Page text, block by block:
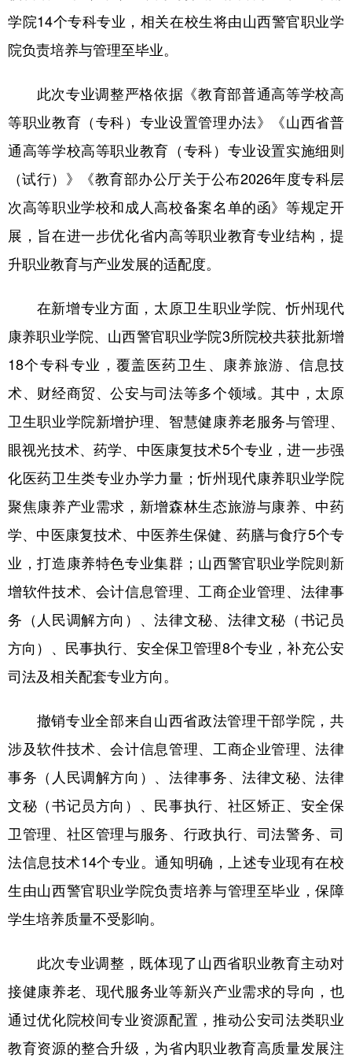
学术中国 乡村振兴 银龄 溯源中国
彩票 娱乐 时尚 悦读
公益 一带一路 亚太网 上市公司
文化产业
北京 天津
山东 河南 湖北 湖南
广东 广西 海南 重庆
四川 贵州 云南 西藏
陕西 甘肃 青海 宁夏
新疆 内蒙古 黑龙江
English Español Français عربى
Русский язык 日本語 한국어
Deutsch Português
学院14个专科专业，相关在校生将由山西警官职业学
院负责培养与管理至毕业。
此次专业调整严格依据《教育部普通高等学校高
等职业教育（专科）专业设置管理办法》《山西省普
通高等学校高等职业教育（专科）专业设置实施细则
（试行）》《教育部办公厅关于公布2026年度专科层
次高等职业学校和成人高校备案名单的函》等规定开
展，旨在进一步优化省内高等职业教育专业结构，提
升职业教育与产业发展的适配度。
在新增专业方面，太原卫生职业学院、忻州现代
康养职业学院、山西警官职业学院3所院校共获批新增
18个专科专业，覆盖医药卫生、康养旅游、信息技
术、财经商贸、公安与司法等多个领域。其中，太原
卫生职业学院新增护理、智慧健康养老服务与管理、
眼视光技术、药学、中医康复技术5个专业，进一步强
化医药卫生类专业办学力量；忻州现代康养职业学院
聚焦康养产业需求，新增森林生态旅游与康养、中药
学、中医康复技术、中医养生保健、药膳与食疗5个专
业，打造康养特色专业集群；山西警官职业学院则新
增软件技术、会计信息管理、工商企业管理、法律事
务（人民调解方向）、法律文秘、法律文秘（书记员
方向）、民事执行、安全保卫管理8个专业，补充公安
司法及相关配套专业方向。
撤销专业全部来自山西省政法管理干部学院，共
涉及软件技术、会计信息管理、工商企业管理、法律
事务（人民调解方向）、法律事务、法律文秘、法律
文秘（书记员方向）、民事执行、社区矫正、安全保
卫管理、社区管理与服务、行政执行、司法警务、司
法信息技术14个专业。通知明确，上述专业现有在校
生由山西警官职业学院负责培养与管理至毕业，保障
学生培养质量不受影响。
此次专业调整，既体现了山西省职业教育主动对
接健康养老、现代服务业等新兴产业需求的导向，也
通过优化院校间专业资源配置，推动公安司法类职业
教育资源的整合升级，为省内职业教育高质量发展注